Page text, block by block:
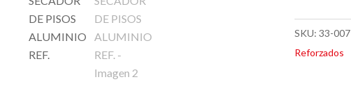
SKU: 33-007
Reforzados